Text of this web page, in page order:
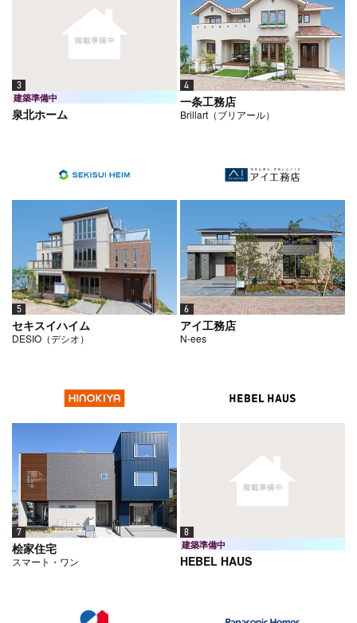
3
建築準備中
泉北ホーム
4
一条工務店
Brillart（ブリアール）
5
セキスイハイム
DESIO（デシオ）
6
アイ工務店
N-ees
7
桧家住宅
スマート・ワン
8
建築準備中
HEBEL HAUS